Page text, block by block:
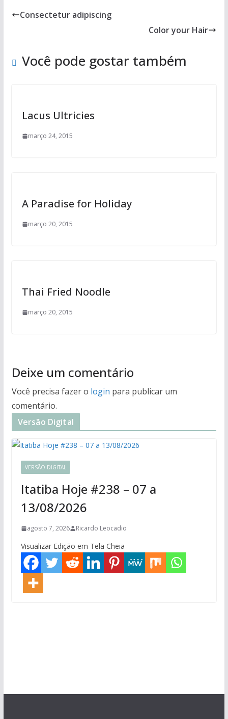
Consectetur adipiscing
Color your Hair
Você pode gostar também
Lacus Ultricies
março 24, 2015
A Paradise for Holiday
março 20, 2015
Thai Fried Noodle
março 20, 2015
Deixe um comentário
Você precisa fazer o login para publicar um
comentário.
Versão Digital
VERSÃO DIGITAL
Itatiba Hoje #238 – 07 a
13/08/2026
agosto 7, 2026 Ricardo Leocadio
Visualizar Edição em Tela Cheia